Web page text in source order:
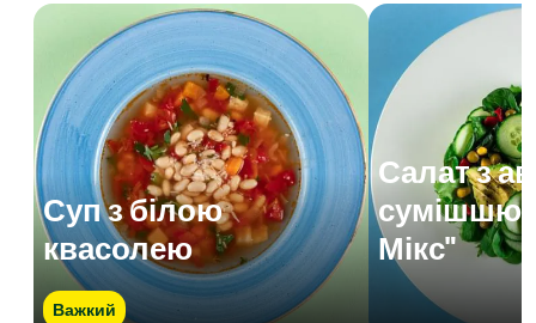
Суп з білою
квасолею
Важкий
Салат з
сумішшю
Мікс"